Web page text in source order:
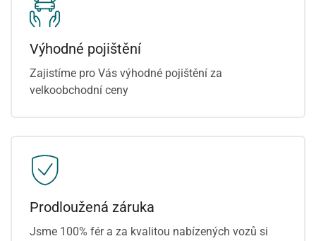
Výhodné pojištění
Zajistíme pro Vás výhodné pojištění za
velkoobchodní ceny
Prodloužená záruka
Jsme 100% fér a za kvalitou nabízených vozů si